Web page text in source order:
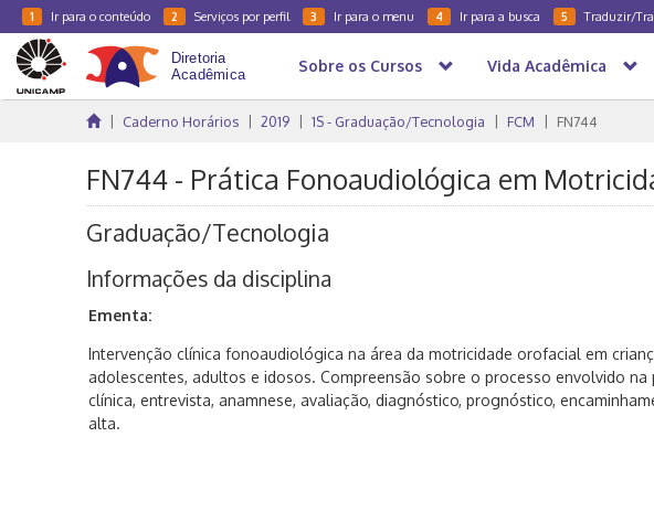
1 Ir para o conteúdo 2 Serviços por perfil 3 Ir para o menu 4 Ir para a busca 5 Traduzir/
Sobre os Cursos Vida Acadêmica
Caderno Horários 2019 1S - Graduação/Tecnologia FCM FN744
FN744 - Prática Fonoaudiológica em
Graduação/Tecnologia
Informações da disciplina
Ementa:
Intervenção clínica fonoaudiológica na área da motricidade orofacial em
adolescentes, adultos e idosos. Compreensão sobre o processo envolvido na
clínica, entrevista, anamnese, avaliação, diagnóstico, prognóstico,
alta.